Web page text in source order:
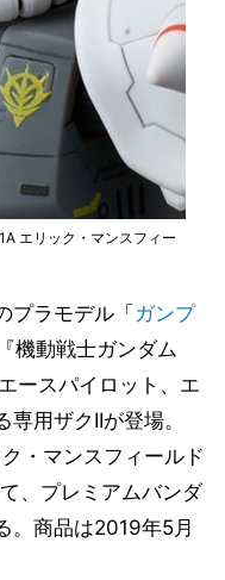
エリック・マンスフィー
プラモデル「 ガンプ
機動戦士ガンダム
ースパイロット、エ
用ザクIIが登場。
・マンスフィールド
、プレミアムバンダ
。商品は2019年5月